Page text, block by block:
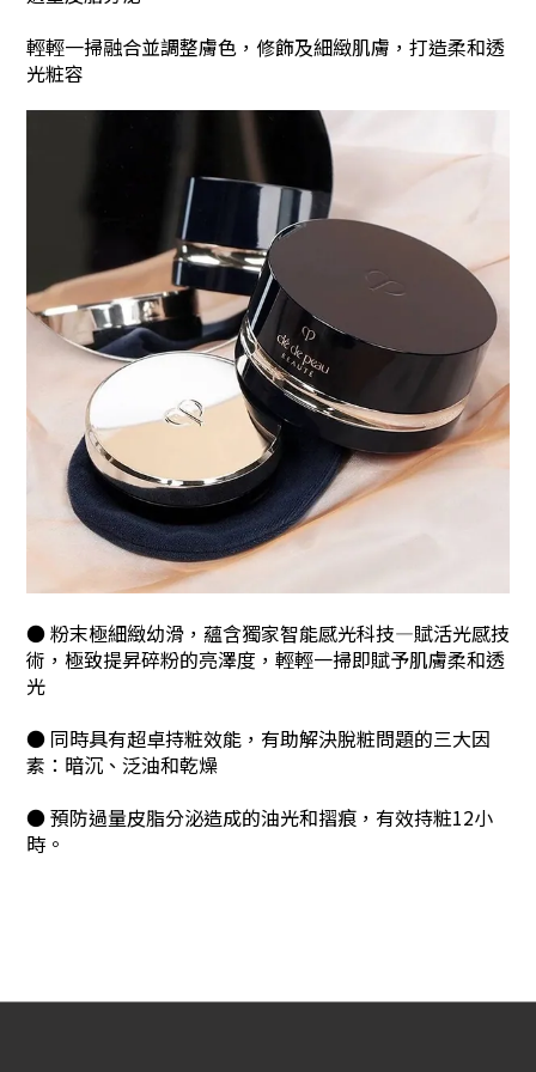
輕輕一掃融合並調整膚色，修飾及細緻肌膚，打造柔和透
光粧容
● 粉末極細緻幼滑，蘊含獨家智能感光科技—賦活光感技
術，極致提昇碎粉的亮澤度，輕輕一掃即賦予肌膚柔和透
光
● 同時具有超卓持粧效能，有助解決脫粧問題的三大因
素：暗沉、泛油和乾燥
● 預防過量皮脂分泌造成的油光和摺痕，有效持粧12小
時。